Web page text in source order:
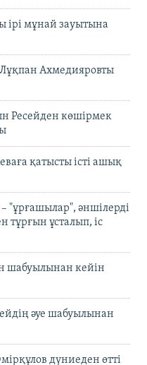
ірі мұнай зауытына
Лұқпан Ахмедияровты
Ресейден көшірмек
қатысты істі ашық
– "ұрғашылар", әншілерді
ұсталып, іс
шабуылынан кейін
әуе шабуылынан
дүниеден өтті